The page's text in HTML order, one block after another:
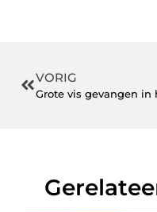
VORIG